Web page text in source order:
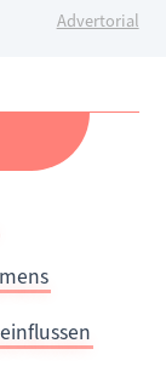
Advertorial